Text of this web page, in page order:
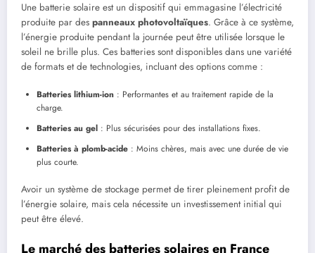
Une batterie solaire est un dispositif qui emmagasine l’électricité
produite par des panneaux photovoltaïques. Grâce à ce système,
l’énergie produite pendant la journée peut être utilisée lorsque le
soleil ne brille plus. Ces batteries sont disponibles dans une variété
de formats et de technologies, incluant des options comme :
Batteries lithium-ion : Performantes et au traitement rapide de la
charge.
Batteries au gel : Plus sécurisées pour des installations fixes.
Batteries à plomb-acide : Moins chères, mais avec une durée de vie
plus courte.
Avoir un système de stockage permet de tirer pleinement profit de
l’énergie solaire, mais cela nécessite un investissement initial qui
peut être élevé.
Le marché des batteries solaires en France